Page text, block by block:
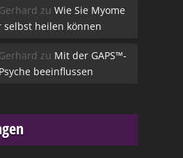
zu Wie Sie Myome
heilen können
zu Mit der GAPS™-
beeinflussen